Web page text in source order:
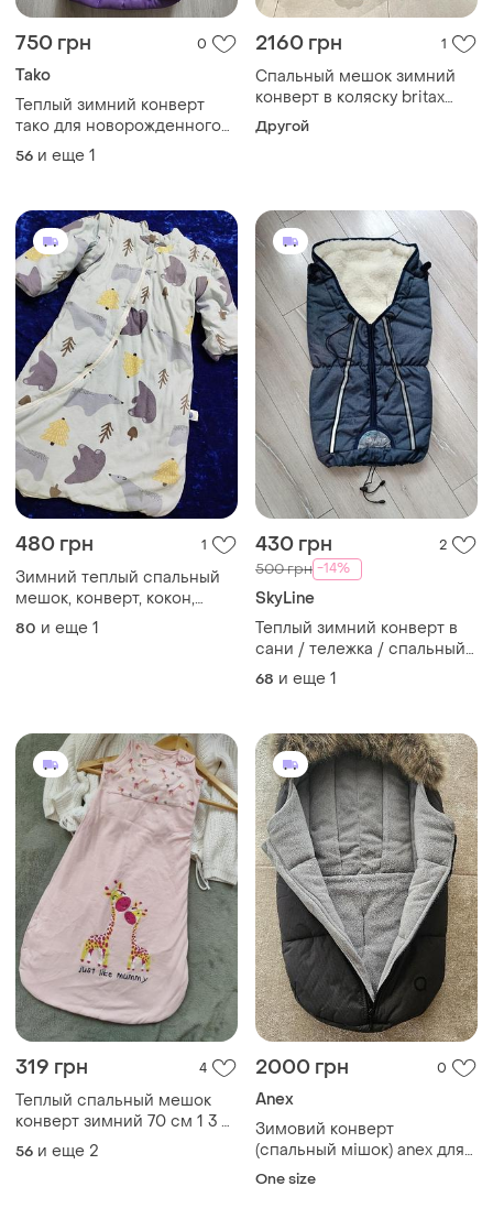
750 грн 0
Tako
Теплый зимний конверт
тако для новорожденного
чехол в коляску санки tako
утепленный спальный
56 и еще 1
2160 грн 1
Спальный мешок зимний
конверт в коляску britax
shiny (lilac)
Другой
480 грн 1
Зимний теплый спальный
мешок, конверт, кокон,
одеяло 🍒
80 и еще 1
430 грн 2
500 грн -14%
SkyLine
Теплый зимний конверт в
сани / тележка / спальный
мешок / автокресло / мех
68 и еще 1
319 грн 4
Теплый спальный мешок
конверт зимний 70 см 1 3 6
мес 62см 68см для
младенцев
56 и еще 2
2000 грн 0
Anex
Зимовий конверт
(спальный мішок) anex для
новонароджених
One size